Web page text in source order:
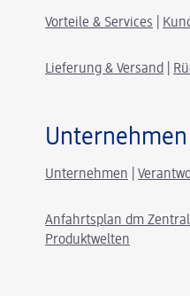
Vorteile & Services
Lieferung & Versand
Unternehmen
Anfahrtsplan dm
Produktwelten